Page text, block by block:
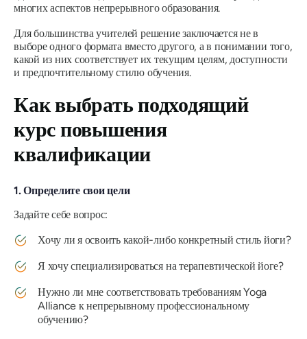
многих аспектов непрерывного образования.
Для большинства учителей решение заключается не в
выборе одного формата вместо другого, а в понимании того,
какой из них соответствует их текущим целям, доступности
и предпочтительному стилю обучения.
Как выбрать подходящий
курс повышения
квалификации
1. Определите свои цели
Задайте себе вопрос:
Хочу ли я освоить какой-либо конкретный стиль йоги?
Я хочу специализироваться на терапевтической йоге?
Нужно ли мне соответствовать требованиям Yoga
Alliance к непрерывному профессиональному
обучению?